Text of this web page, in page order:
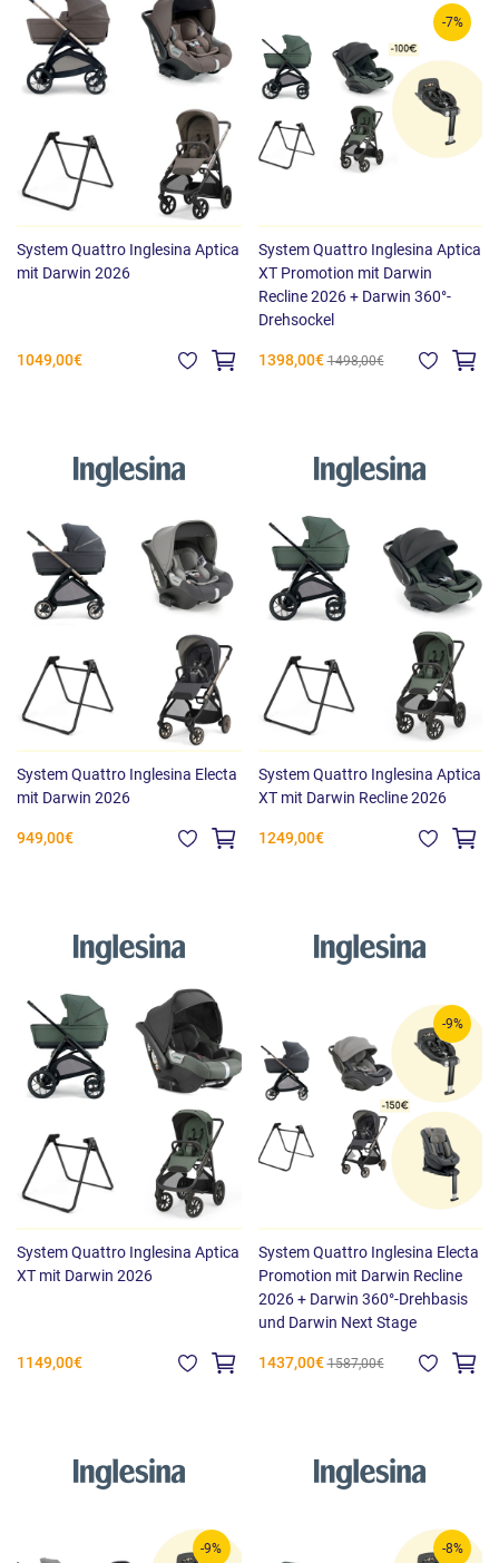
System Quattro Inglesina Aptica
mit Darwin 2026
1049,00€
-7%
System Quattro Inglesina Aptica
XT Promotion mit Darwin
Recline 2026 + Darwin 360°-
Drehsockel
1398,00€ 1498,00€
System Quattro Inglesina Electa
mit Darwin 2026
949,00€
System Quattro Inglesina Aptica
XT mit Darwin Recline 2026
1249,00€
System Quattro Inglesina Aptica
XT mit Darwin 2026
1149,00€
-9%
System Quattro Inglesina Electa
Promotion mit Darwin Recline
2026 + Darwin 360°-Drehbasis
und Darwin Next Stage
1437,00€ 1587,00€
-9% -8%